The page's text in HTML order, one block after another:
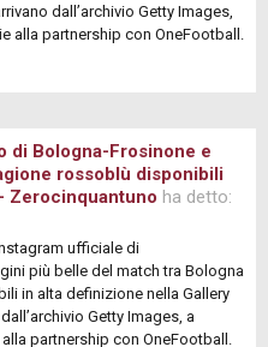
dall’archivio Getty Images,
alla partnership con OneFootball.
di Bologna-Frosinone e
rossoblù disponibili
Zerocinquantuno ha detto:
ufficiale di
più belle del match tra Bologna
in alta definizione nella Gallery
Getty Images, a
partnership con OneFootball.